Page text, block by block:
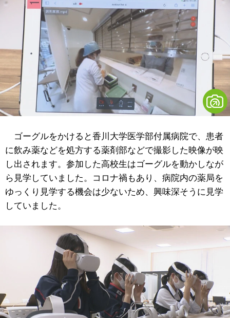
ゴーグルをかけると香川大学医学部付属病院で、患者
に飲み薬などを処方する薬剤部などで撮影した映像が映
し出されます。参加した高校生はゴーグルを動かしなが
ら見学していました。コロナ禍もあり、病院内の薬局を
ゆっくり見学する機会は少ないため、興味深そうに見学
していました。